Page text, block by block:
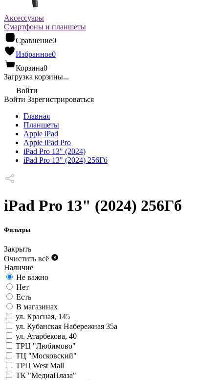
Аксессуары
Смартфоны и планшеты
Сравнение0
Избранное0
Корзина0
Загрузка корзины...
Войти
Войти Зарегистрироваться
Главная
Планшеты
Apple iPad
Apple iPad Pro
iPad Pro 13" (2024)
iPad Pro 13" (2024) 256Гб
iPad Pro 13" (2024) 256Гб
Фильтры
Закрыть
Очистить всё
Наличие
Не важно
Нет
Есть
В магазинах
ул. Красная, 145
ул. Кубанская Набережная 35а
ул. Атарбекова, 40
ТРЦ "Любимово"
ТЦ "Московский"
ТРЦ West Mall
ТК "МедиаПлаза"